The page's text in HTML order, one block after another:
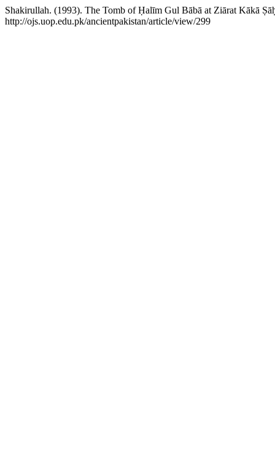
Shakirullah. (1993). The Tomb of Ḥalīm Gul Bābā at Ziārat Kākā
http://ojs.uop.edu.pk/ancientpakistan/article/view/299